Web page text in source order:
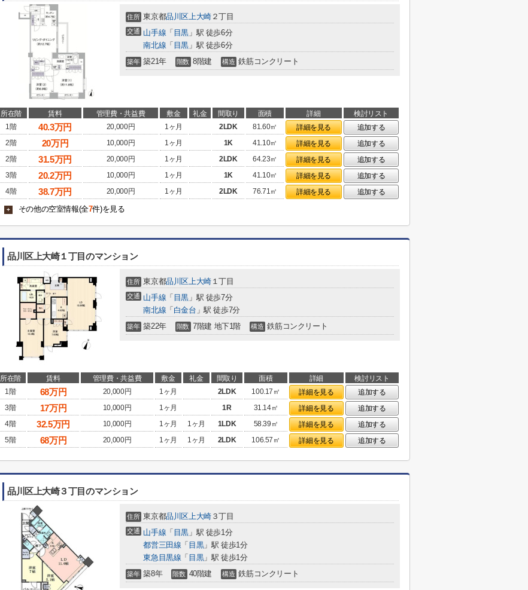
住所 東京都品川区上大崎２丁目
交通 山手線 「 目黒 」駅 徒歩6分
南北線 「 目黒 」駅 徒歩6分
築年 築21年 階数 8階建 構造 鉄筋コンクリート
所在階 賃料 管理費・共益費 敷金 礼金 間取り 面積 詳細
検討リスト
1階
40.3万円 20,000円 1ヶ月 2LDK 81.60㎡ 詳細を見る
追加する
2階
20万円 10,000円 1ヶ月 1K 41.10㎡ 詳細を見る
追加する
2階
31.5万円 20,000円 1ヶ月 2LDK 64.23㎡ 詳細を見る
追加する
3階
20.2万円 10,000円 1ヶ月 1K 41.10㎡ 詳細を見る
追加する
4階
38.7万円 20,000円 1ヶ月 2LDK 76.71㎡ 詳細を見る 追加する
+ その他の空室情報(全7件)を見る
品川区上大崎１丁目のマンション
住所 東京都品川区上大崎１丁目
交通 山手線 「 目黒 」駅 徒歩7分
南北線 「 白金台 」駅 徒歩7分
築年 築22年 階数 7階建 地下1階 構造 鉄筋コンクリート
所在階 賃料 管理費・共益費 敷金 礼金 間取り 面積 詳細
検討リスト
1階
68万円 20,000円 1ヶ月 2LDK 100.17㎡ 詳細を見る
追加する
3階
17万円 10,000円 1ヶ月 1R 31.14㎡ 詳細を見る
追加する
4階
32.5万円 10,000円 1ヶ月 1ヶ月 1LDK 58.39㎡ 詳細を見る
追加する
5階
68万円 20,000円 1ヶ月 1ヶ月 2LDK 106.57㎡ 詳細を見る 追加する
品川区上大崎３丁目のマンション
住所 東京都品川区上大崎３丁目
交通 山手線 「 目黒 」駅 徒歩1分
都営三田線 「 目黒」駅 徒歩1分
東急目黒線 「 目黒」駅 徒歩1分
築年 築8年 階数 40階建 構造 鉄筋コンクリート